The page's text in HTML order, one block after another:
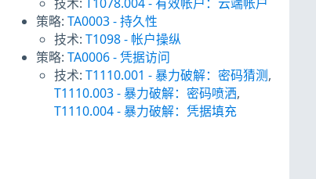
策略:TA0003-持久性
技术: T1098- 帐户操纵
策略:TA0006-凭据访问
技术: T1110.001 -暴力破解：密码猜测,
T1110.003-暴力破解：密码喷洒,
T1110.004-暴力破解：凭据填充